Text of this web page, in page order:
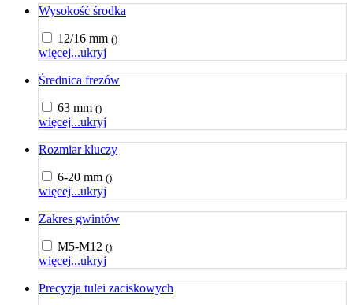
Wysokość środka
12/16 mm ()
więcej...ukryj
Średnica frezów
63 mm ()
więcej...ukryj
Rozmiar kluczy
6-20 mm ()
więcej...ukryj
Zakres gwintów
M5-M12 ()
więcej...ukryj
Precyzja tulei zaciskowych